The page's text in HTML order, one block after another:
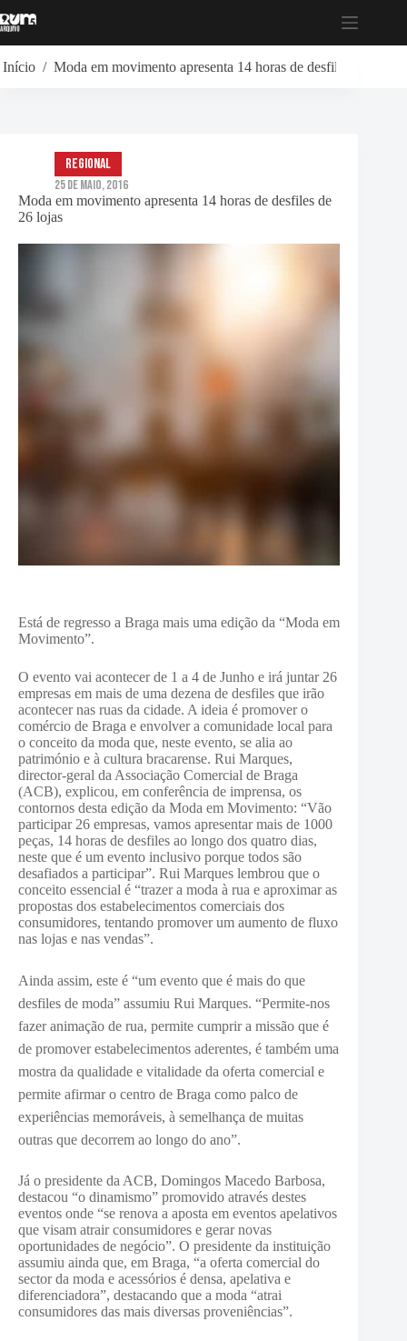
para
Início / Moda em movimento apresenta 14 horas de desfiles de 26
Moda em movimento apresenta 14 horas de desfiles de
26 lojas
Regional
25 de Maio, 2016
Está de regresso a Braga mais uma edição da “Moda em
Movimento”.
O evento vai acontecer de 1 a 4 de Junho e irá juntar 26
empresas em mais de uma dezena de desfiles que irão
acontecer nas ruas da cidade. A ideia é promover o
comércio de Braga e envolver a comunidade local para
o conceito da moda que, neste evento, se alia ao
património e à cultura bracarense. Rui Marques,
director-geral da Associação Comercial de Braga
(ACB), explicou, em conferência de imprensa, os
contornos desta edição da Moda em Movimento: “Vão
participar 26 empresas, vamos apresentar mais de 1000
peças, 14 horas de desfiles ao longo dos quatro dias,
neste que é um evento inclusivo porque todos são
desafiados a participar”. Rui Marques lembrou que o
conceito essencial é “trazer a moda à rua e aproximar as
propostas dos estabelecimentos comerciais dos
consumidores, tentando promover um aumento de fluxo
nas lojas e nas vendas”.
Ainda assim, este é “um evento que é mais do que
desfiles de moda” assumiu Rui Marques. “Permite-nos
fazer animação de rua, permite cumprir a missão que é
de promover estabelecimentos aderentes, é também uma
mostra da qualidade e vitalidade da oferta comercial e
permite afirmar o centro de Braga como palco de
experiências memoráveis, à semelhança de muitas
outras que decorrem ao longo do ano”.
Já o presidente da ACB, Domingos Macedo Barbosa,
destacou “o dinamismo” promovido através destes
eventos onde “se renova a aposta em eventos apelativos
que visam atrair consumidores e gerar novas
oportunidades de negócio”. O presidente da instituição
assumiu ainda que, em Braga, “a oferta comercial do
sector da moda e acessórios é densa, apelativa e
diferenciadora”, destacando que a moda “atrai
consumidores das mais diversas proveniências”.